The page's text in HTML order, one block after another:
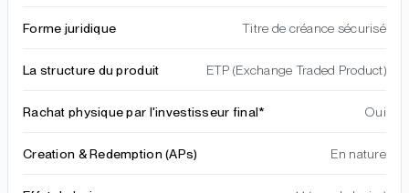
Forme juridique Titre de créance sécurisé
La structure du produit ETP (Exchange Traded Product)
Rachat physique par l'investisseur final* Oui
Creation & Redemption (APs) En nature